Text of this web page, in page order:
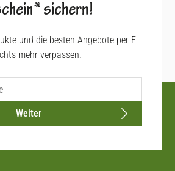
sichern!
und die besten Angebote per E-
mehr verpassen.
Weiter